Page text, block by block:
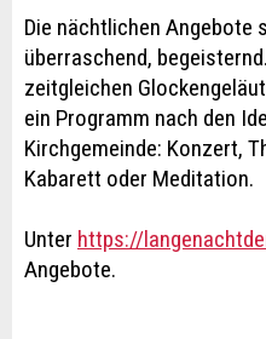
Die nächtlichen Angebote
überraschend,
zeitgleichen
ein Programm nach den
Kirchgemeinde: Konzert,
Kabarett oder Meditation.
Unter https://
Angebote.